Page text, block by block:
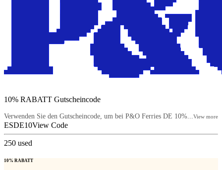
10% RABATT Gutscheincode
Verwenden Sie den Gutscheincode, um bei P&O Ferries DE 10%...View more
ESDE10View Code
250 used
10% RABATT